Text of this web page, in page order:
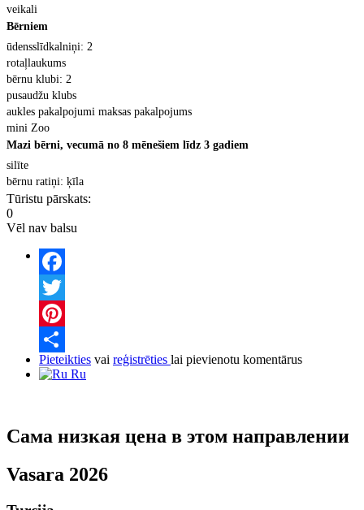
veikali
Bērniem
ūdensslīdkalniņi: 2
rotaļlaukums
bērnu klubi: 2
pusaudžu klubs
aukles pakalpojumi maksas pakalpojums
mini Zoo
Mazi bērni, vecumā no 8 mēnešiem līdz 3 gadiem
silīte
bērnu ratiņi: ķīla
Tūristu pārskats:
0
Vēl nav balsu
Facebook
Twitter
Pinterest
Share
Pieteikties vai reģistrēties lai pievienotu komentārus
Ru
Сама низкая цена в этом направлении
Vasara 2026